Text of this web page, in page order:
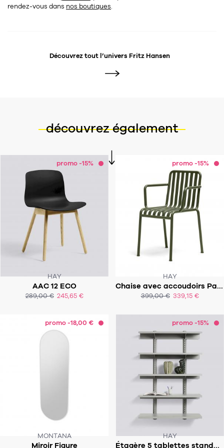
rendez-vous dans nos boutiques.
Découvrez tout l’univers Fritz Hansen
découvrez également
promo -15%
HAY
AAC 12 ECO
289,00 € 245,65 €
3 À 5 SEMAINES
ACHAT EXPRESS
promo -15%
HAY
Chaise avec accoudoirs Palissade
399,00 € 339,15 €
SOUS 7 À 9 SEMAINES
ACHAT EXPRESS
promo -18,00 €
MONTANA
Miroir Figure
promo -15%
HAY
Étagère 5 tablettes standard issue 120 cm